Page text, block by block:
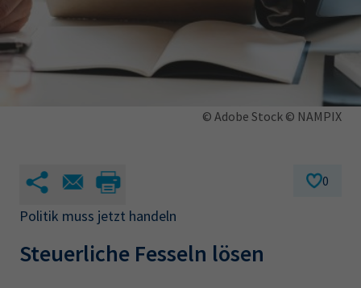
Leichte Sprache
IHK regional
EN
34f
Negativerklärung
Sachkundeprüfung
Berichtsheft
AEVO
© Adobe Stock © NAMPIX
0
Politik muss jetzt handeln
Steuerliche Fesseln lösen